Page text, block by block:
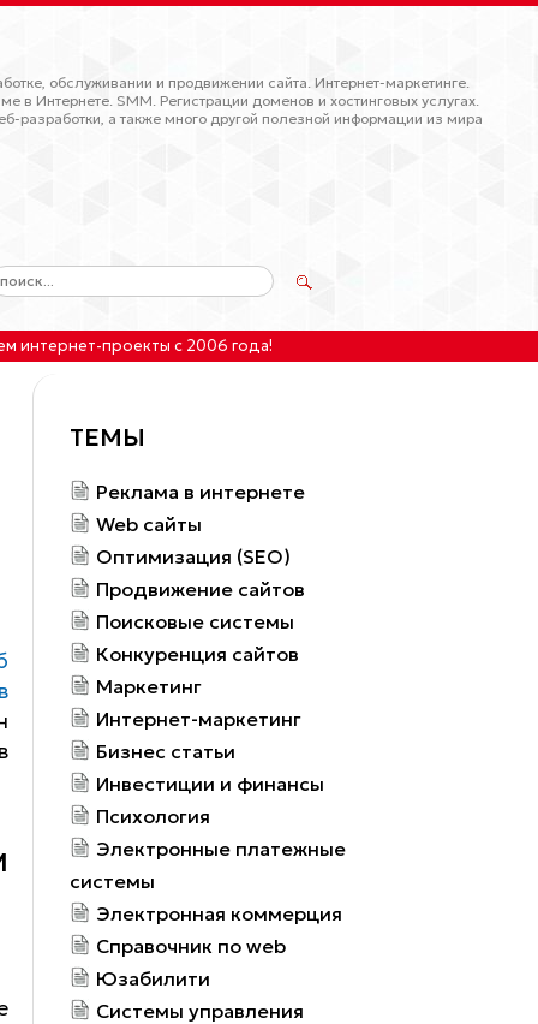
обслуживании и продвижении сайта. Интернет-маркетинге.
в Интернете. SMM. Регистрации доменов и хостинговых услугах.
разработки, а также много другой полезной информации из мира
интернет-проекты с 2006 года!
ТЕМЫ
Реклама в интернете
Web сайты
Оптимизация (SEO)
Продвижение сайтов
Поисковые системы
Конкуренция сайтов
Маркетинг
Интернет-маркетинг
Бизнес статьи
Инвестиции и финансы
Психология
Электронные платежные
системы
Электронная коммерция
Справочник по web
Юзабилити
Системы управления